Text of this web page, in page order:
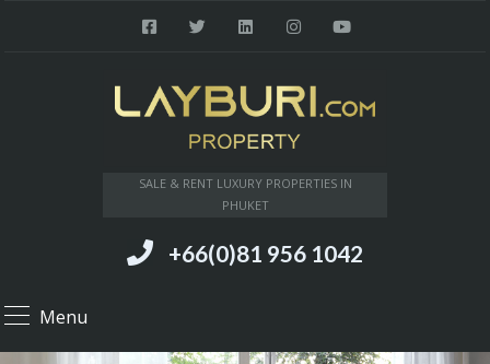
SALE & RENT LUXURY PROPERTIES IN
PHUKET
+66(0)81 956 1042
Menu